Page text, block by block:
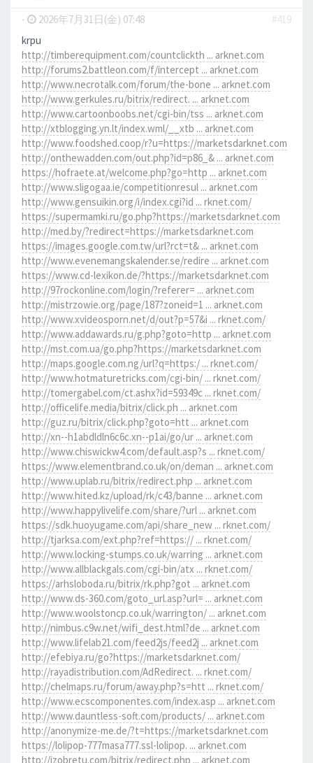
- 2026年7月31日(金) 07:48
#419
krpu
http://timberequipment.com/countclickth ... arknet.com
http://forums2.battleon.com/f/intercept ... arknet.com
http://www.necrotalk.com/forum/the-bone ... arknet.com
http://www.gerkules.ru/bitrix/redirect. ... arknet.com
http://www.cartoonboobs.net/cgi-bin/tss ... arknet.com
http://xtblogging.yn.lt/index.wml/__xtb ... arknet.com
http://www.foodshed.coop/r?u=https://marketsdarknet.com
http://onthewadden.com/out.php?id=p86_& ... arknet.com
https://hofraete.at/welcome.php?go=http ... arknet.com
http://www.sligogaa.ie/competitionresul ... arknet.com
http://www.gensuikin.org/i/index.cgi?id ... rknet.com/
https://supermamki.ru/go.php?https://marketsdarknet.com
http://med.by/?redirect=https://marketsdarknet.com
https://images.google.com.tw/url?rct=t& ... arknet.com
http://www.evenemangskalender.se/redire ... arknet.com
https://www.cd-lexikon.de/?https://marketsdarknet.com
http://97rockonline.com/login/?referer= ... arknet.com
http://mistrzowie.org/page/187?zoneid=1 ... arknet.com
http://www.xvideosporn.net/d/out?p=57&i ... rknet.com/
http://www.addawards.ru/g.php?goto=http ... arknet.com
http://mst.com.ua/go.php?https://marketsdarknet.com
http://maps.google.com.ng/url?q=https:/ ... rknet.com/
http://www.hotmaturetricks.com/cgi-bin/ ... rknet.com/
http://tomergabel.com/ct.ashx?id=59349c ... rknet.com/
http://officelife.media/bitrix/click.ph ... arknet.com
http://guz.ru/bitrix/click.php?goto=htt ... arknet.com
http://xn--h1abdldln6c6c.xn--p1ai/go/ur ... arknet.com
http://www.chiswickw4.com/default.asp?s ... rknet.com/
https://www.elementbrand.co.uk/on/deman ... arknet.com
http://www.uplab.ru/bitrix/redirect.php ... arknet.com
http://www.hited.kz/upload/rk/c43/banne ... arknet.com
http://www.happylivelife.com/share/?url ... arknet.com
https://sdk.huoyugame.com/api/share_new ... rknet.com/
http://tjarksa.com/ext.php?ref=https:// ... rknet.com/
http://www.locking-stumps.co.uk/warring ... arknet.com
http://www.allblackgals.com/cgi-bin/atx ... rknet.com/
https://arhsloboda.ru/bitrix/rk.php?got ... arknet.com
http://www.ds-360.com/goto_url.asp?url= ... arknet.com
http://www.woolstoncp.co.uk/warrington/ ... arknet.com
http://nimbus.c9w.net/wifi_dest.html?de ... arknet.com
http://www.lifelab21.com/feed2js/feed2j ... arknet.com
http://efebiya.ru/go?https://marketsdarknet.com/
http://rayadistribution.com/AdRedirect. ... rknet.com/
http://chelmaps.ru/forum/away.php?s=htt ... rknet.com/
http://www.ecscomponentes.com/index.asp ... arknet.com
http://www.dauntless-soft.com/products/ ... arknet.com
http://anonymize-me.de/?t=https://marketsdarknet.com
https://lolipop-777masa777.ssl-lolipop. ... arknet.com
http://izobretu.com/bitrix/redirect.php ... arknet.com